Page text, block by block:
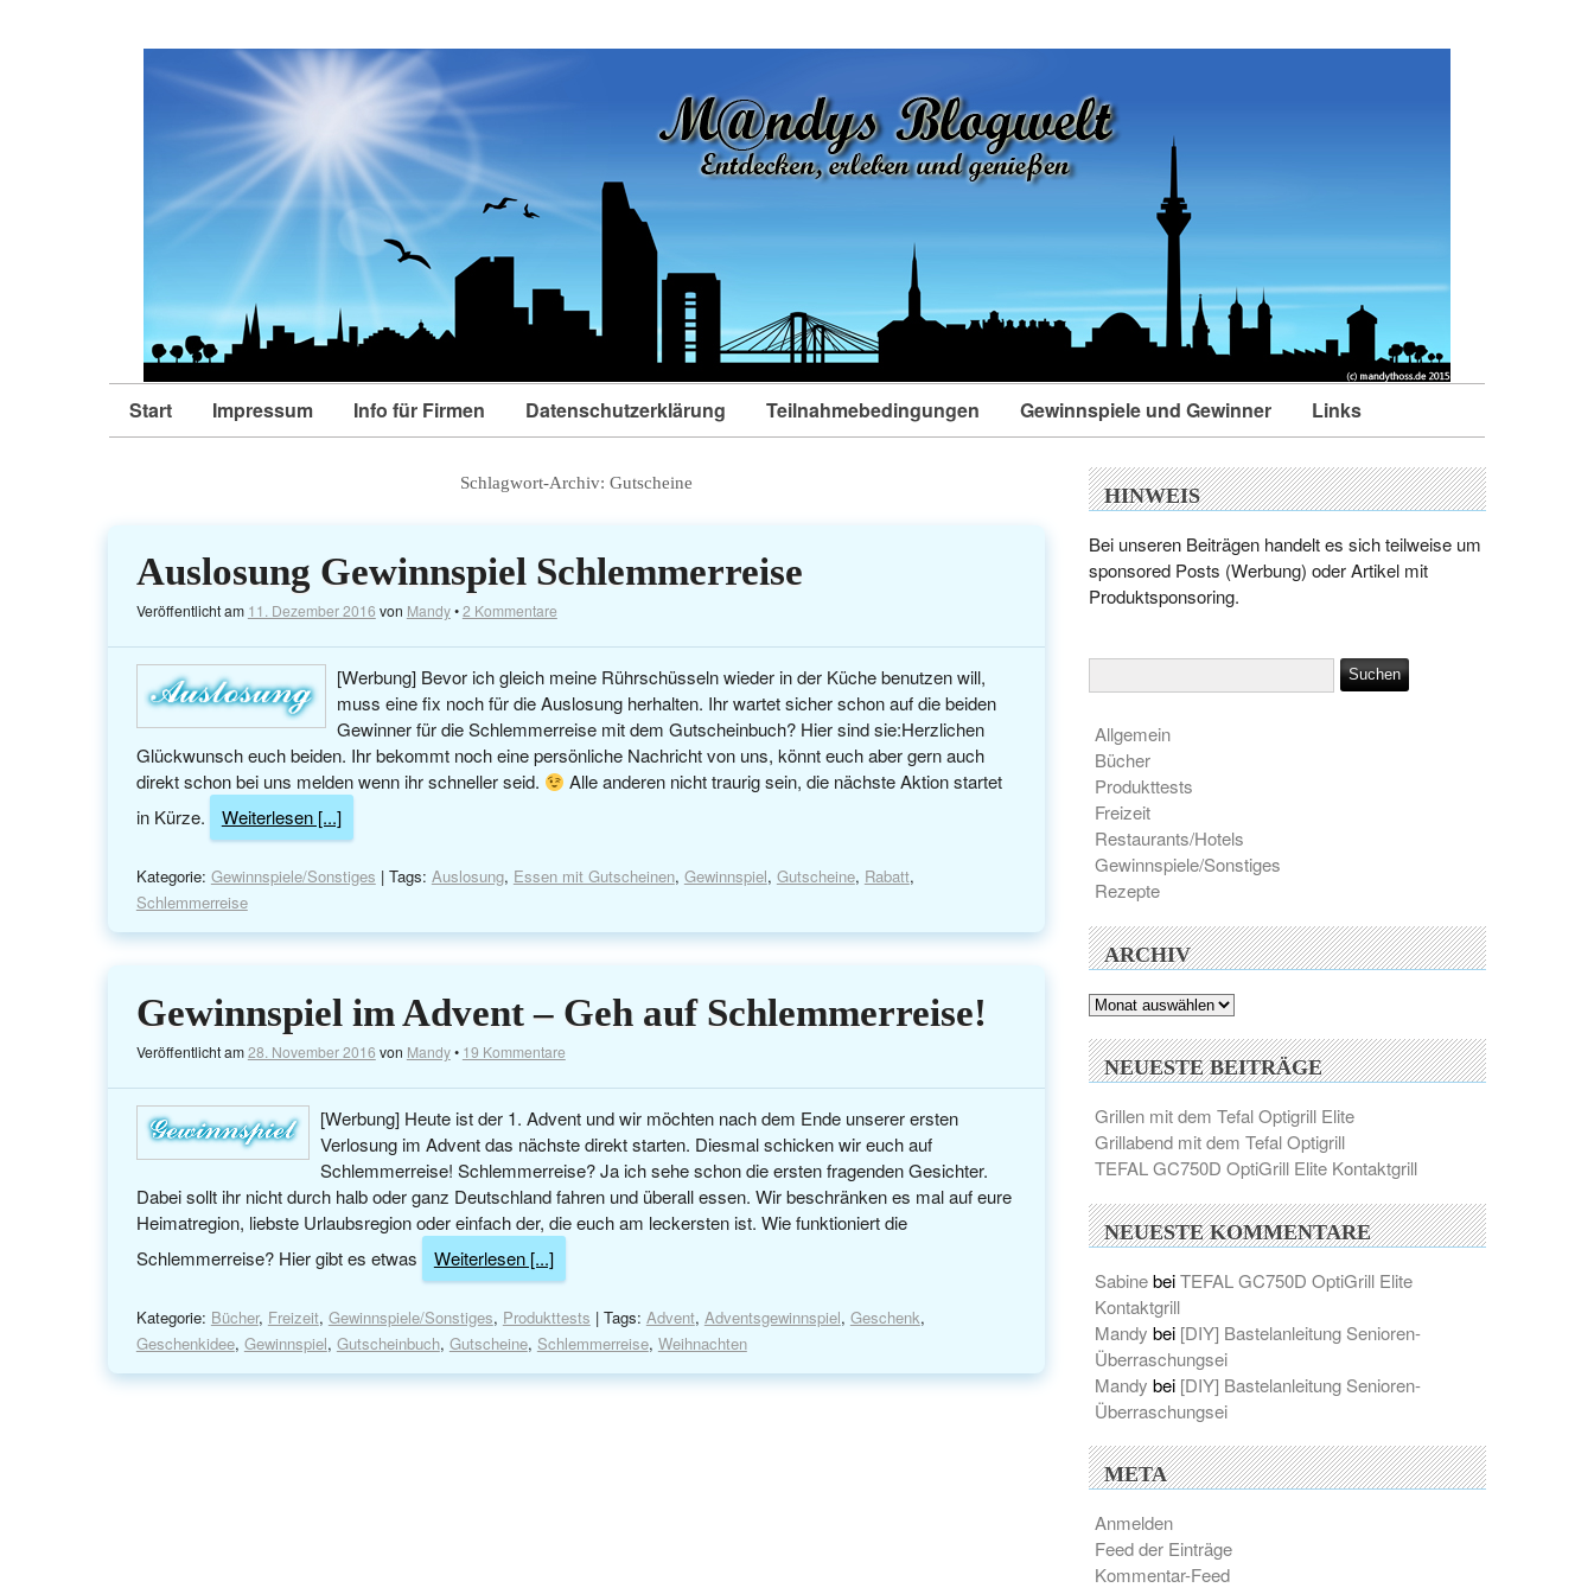
Start Impressum Info für Firmen Datenschutzerklärung Teilnahmebedingungen Gewinnspiele und Gewinner Links
Schlagwort-Archiv:Gutscheine
Auslosung Gewinnspiel Schlemmerreise
Veröffentlicht am 11. Dezember 2016 von Mandy•2 Kommentare
[Werbung] Bevor ich gleich meine Rührschüsseln wieder in der Küche benutzen will,
muss eine fix noch für die Auslosung herhalten. Ihr wartet sicher schon auf die beiden
Gewinner für die Schlemmerreise mit dem Gutscheinbuch? Hier sind sie: ​​Herzlichen
Glückwunsch euch beiden. Ihr bekommt noch eine persönliche Nachricht von uns, könnt euch aber gern auch
direkt schon bei uns melden wenn ihr schneller seid.
Alle anderen nicht traurig sein, die nächste Aktion startet
in Kürze.
Weiterlesen [...]
Kategorie: Gewinnspiele/Sonstiges | Tags: Auslosung, Essen mit Gutscheinen, Gewinnspiel, Gutscheine, Rabatt,
Schlemmerreise
Gewinnspiel im Advent – Geh auf Schlemmerreise!
Veröffentlicht am28. November 2016 von Mandy• 19 Kommentare
[Werbung] Heute ist der 1. Advent und wir möchten nach dem Ende unserer ersten
Verlosung im Advent das nächste direkt starten. Diesmal schicken wir euch auf
Schlemmerreise! Schlemmerreise? Ja ich sehe schon die ersten fragenden Gesichter.
Dabei sollt ihr nicht durch halb oder ganz Deutschland fahren und überall essen. Wir beschränken es mal auf eure
Heimatregion, liebste Urlaubsregion oder einfach der, die euch am leckersten ist. Wie funktioniert die
Schlemmerreise? Hier gibt es etwas
Weiterlesen [...]
Kategorie: Bücher, Freizeit, Gewinnspiele/Sonstiges, Produkttests | Tags: Advent, Adventsgewinnspiel, Geschenk,
Geschenkidee, Gewinnspiel, Gutscheinbuch, Gutscheine, Schlemmerreise, Weihnachten
HINWEIS
Bei unseren Beiträgen handelt es sich teilweise um
sponsored Posts (Werbung) oder Artikel mit
Produktsponsoring.
Allgemein
Bücher
Produkttests
Freizeit
Restaurants/Hotels
Gewinnspiele/Sonstiges
Rezepte
ARCHIV
Archiv
NEUESTE BEITRÄGE
Grillen mit dem Tefal Optigrill Elite
Grillabend mit dem Tefal Optigrill
TEFAL GC750D OptiGrill Elite Kontaktgrill
NEUESTE KOMMENTARE
SabinebeiTEFAL GC750D OptiGrill Elite
Kontaktgrill
Mandy bei [DIY] Bastelanleitung Senioren-
Überraschungsei
Mandy bei [DIY] Bastelanleitung Senioren-
Überraschungsei
META
Anmelden
Feed der Einträge
Kommentar-Feed